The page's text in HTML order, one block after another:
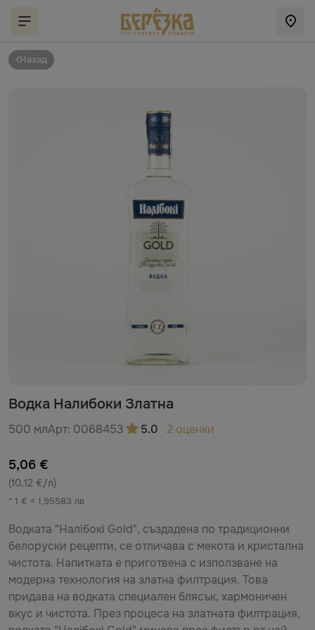
Назад
Водка Налибоки Златна
500 млАрт: 0068453 5.0 2 оценки
5,06 €
(10,12 €/л)
* 1 € = 1,95583 лв
Водката "Налібокі Gold", създадена по традиционни
белоруски рецепти, се отличава с мекота и кристална
чистота. Напитката е приготвена с използване на
модерна технология на златна филтрация. Това
придава на водката специален блясък, хармоничен
вкус и чистота. През процеса на златната филтрация,